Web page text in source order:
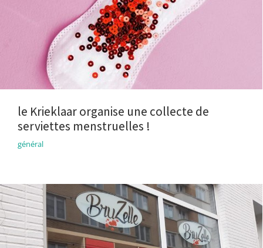
le Krieklaar organise une collecte de
serviettes menstruelles !
général